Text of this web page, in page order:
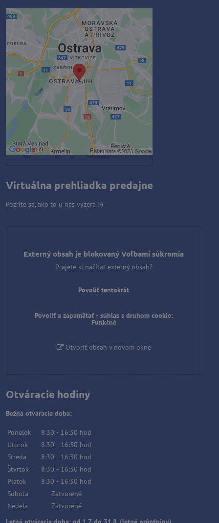
Externý obsah je blokovaný
Voľbami súkromia
Prajete si načítať externý obsah?
Povoliť tentokrát
Povoliť a zapamätať - súhlas s
druhom cookie: Funkčné
Otvoriť obsah v novom okne
Virtuálna prehliadka predajne
Pozrite sa, ako to u nás vyzerá :-)
Externý obsah je blokovaný Voľbami súkromia
Prajete si načítať externý obsah?
Povoliť tentokrát
Povoliť a zapamätať - súhlas s druhom cookie:
Funkčné
Otvoriť obsah v novom okne
Otváracie hodiny
Bežná otváracia doba:
Ponelok 8:30 - 16:30 hod
Utorok
8:30 - 16:30 hod
Streda
8:30 - 16:30 hod
Štvrtok
8:30 - 16:30 hod
Piatok
8:30 - 16:30 hod
Sobota
Zatvorené
Nedela
Zatvorené